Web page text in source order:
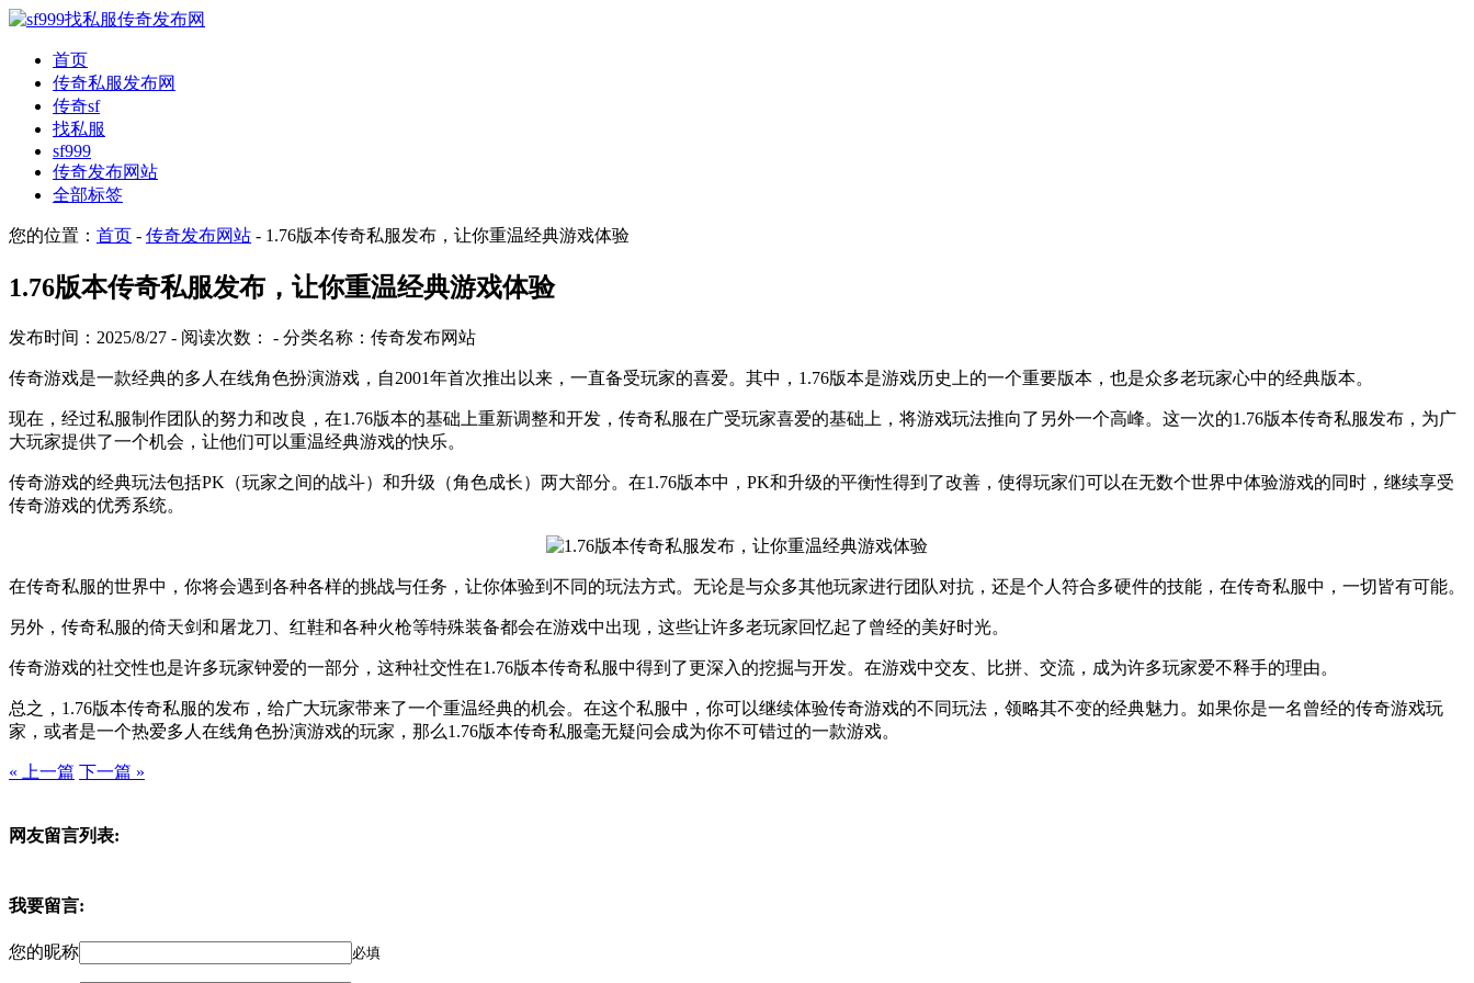
首页
传奇私服发布网
传奇sf
找私服
sf999
传奇发布网站
全部标签
您的位置： 首页 - 传奇发布网站 - 1.76版本传奇私服发布，让你重温经典游戏体验
1.76版本传奇私服发布，让你重温经典游戏体验
发布时间：2025/8/27 - 阅读次数： - 分类名称：传奇发布网站
传奇游戏是一款经典的多人在线角色扮演游戏，自2001年首次推出以来，一直备受玩家的喜爱。其中，1.76版本是游戏历史上的一个重要版本，也是众多老玩家心中的经典版本。
现在，经过私服制作团队的努力和改良，在1.76版本的基础上重新调整和开发，传奇私服在广受玩家喜爱的基础上，将游戏玩法推向了另外一个高峰。这一次的1.76版本传奇私服发布，为广
大玩家提供了一个机会，让他们可以重温经典游戏的快乐。
传奇游戏的经典玩法包括PK（玩家之间的战斗）和升级（角色成长）两大部分。在1.76版本中，PK和升级的平衡性得到了改善，使得玩家们可以在无数个世界中体验游戏的同时，继续享受
传奇游戏的优秀系统。
在传奇私服的世界中，你将会遇到各种各样的挑战与任务，让你体验到不同的玩法方式。无论是与众多其他玩家进行团队对抗，还是个人符合多硬件的技能，在传奇私服中，一切皆有可能。
另外，传奇私服的倚天剑和屠龙刀、红鞋和各种火枪等特殊装备都会在游戏中出现，这些让许多老玩家回忆起了曾经的美好时光。
传奇游戏的社交性也是许多玩家钟爱的一部分，这种社交性在1.76版本传奇私服中得到了更深入的挖掘与开发。在游戏中交友、比拼、交流，成为许多玩家爱不释手的理由。
总之，1.76版本传奇私服的发布，给广大玩家带来了一个重温经典的机会。在这个私服中，你可以继续体验传奇游戏的不同玩法，领略其不变的经典魅力。如果你是一名曾经的传奇游戏玩
家，或者是一个热爱多人在线角色扮演游戏的玩家，那么1.76版本传奇私服毫无疑问会成为你不可错过的一款游戏。
« 上一篇 下一篇 »
网友留言列表:
我要留言:
您的昵称 必填